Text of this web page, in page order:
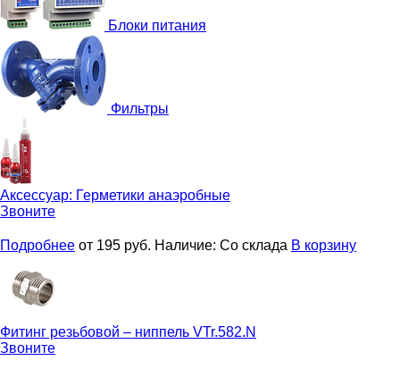
Блоки питания
Фильтры
Аксессуар: Герметики анаэробные
Звоните
Подробнее от 195 руб. Наличие: Со склада В корзину
Фитинг резьбовой – ниппель VTr.582.N
Звоните